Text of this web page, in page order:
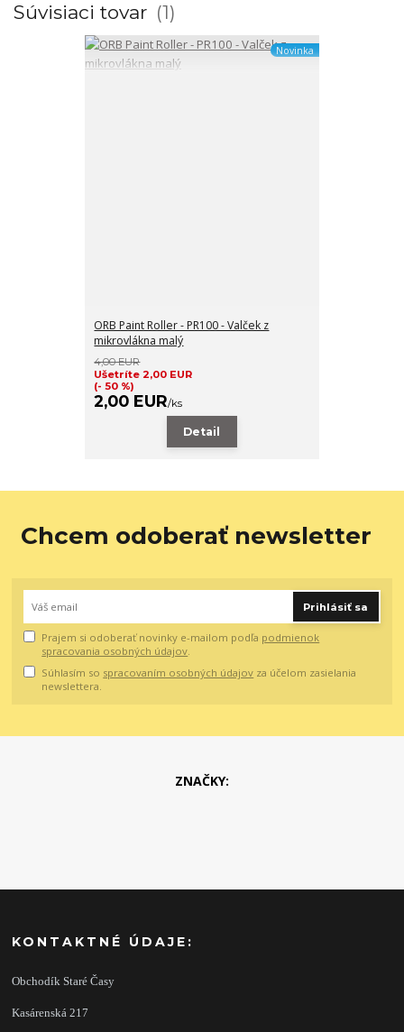
Súvisiaci tovar 1
Novinka
ORB Paint Roller - PR100 - Valček z
mikrovlákna malý
4,00 EUR
Ušetríte 2,00 EUR
(- 50 %)
2,00 EUR/ks
Detail
Chcem odoberať newsletter
Prihlásiť sa
Prajem si odoberať novinky e-mailom podľa podmienok
spracovania osobných údajov.
Súhlasím so spracovaním osobných údajov za účelom zasielania
newslettera.
ZNAČKY:
KONTAKTNÉ ÚDAJE:
Obchodík Staré Časy
Kasárenská 217